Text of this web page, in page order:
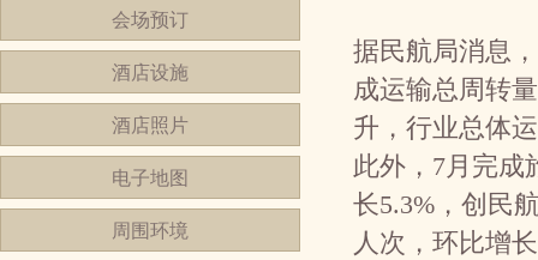
会场预订
酒店设施
酒店照片
电子地图
周围环境
据民航局消息
成运输总周转
升，行业总体
此外，7月完成
长5.3%，创民
人次，环比增